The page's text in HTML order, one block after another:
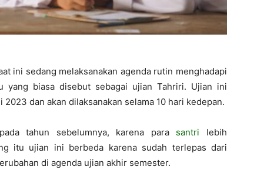
Jember
ini sedang melaksanakan agenda rutin menghadapi
biasa disebut sebagai ujian Tahriri. Ujian ini
dan akan dilaksanakan selama 10 hari kedepan.
tahun sebelumnya, karena para santri lebih
itu ujian ini berbeda karena sudah terlepas dari
di agenda ujian akhir semester.